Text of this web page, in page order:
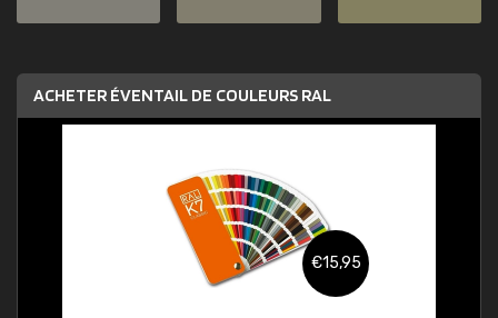
ACHETER ÉVENTAIL DE COULEURS RAL
€15,95